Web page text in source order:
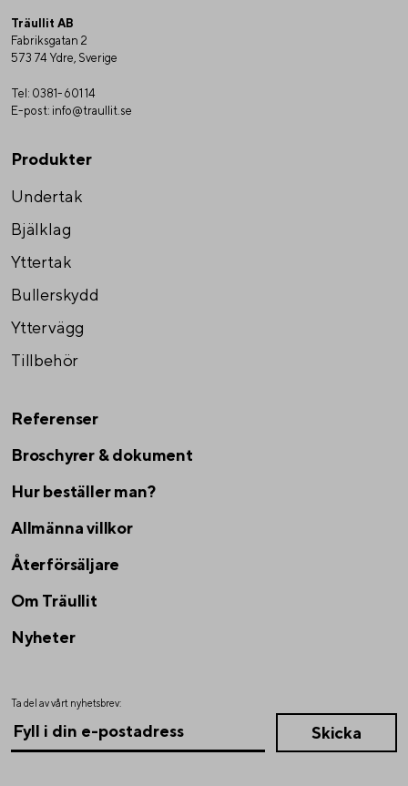
Träullit AB
Fabriksgatan 2
573 74 Ydre, Sverige
Tel: 0381-601 14
E-post: info@traullit.se
Produkter
Undertak
Bjälklag
Yttertak
Bullerskydd
Yttervägg
Tillbehör
Referenser
Broschyrer & dokument
Hur beställer man?
Allmänna villkor
Återförsäljare
Om Träullit
Nyheter
Ta del av vårt nyhetsbrev: